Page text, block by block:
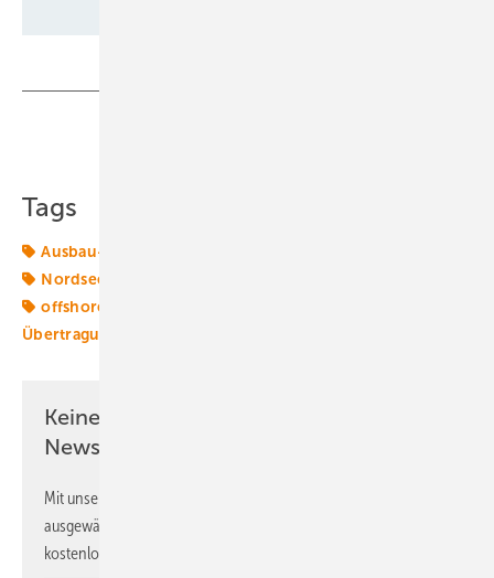
Tags
Ausbau-Ziele
Nordsee
offshore-wind
Übertragungsnetze
Keine Zeit? Kein Problem mit dem ERE
Newsletter!
Mit unserem Newsletter erhalten Sie regelmäßig von uns
ausgewählte Informationen und Neuigkeiten, gebündelt und
kostenlos direkt ins Postfach.